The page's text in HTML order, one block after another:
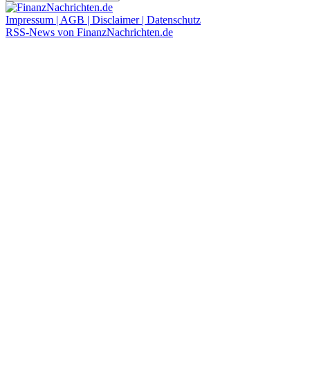
Impressum | AGB | Disclaimer | Datenschutz
RSS-News von FinanzNachrichten.de